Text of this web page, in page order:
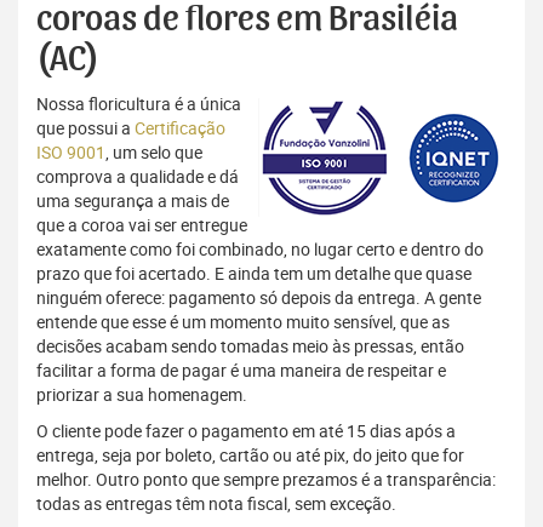
coroas de flores em Brasiléia
(AC)
Nossa floricultura é a única
que possui a Certificação
ISO 9001, um selo que
comprova a qualidade e dá
uma segurança a mais de
que a coroa vai ser entregue
exatamente como foi combinado, no lugar certo e dentro do
prazo que foi acertado. E ainda tem um detalhe que quase
ninguém oferece: pagamento só depois da entrega. A gente
entende que esse é um momento muito sensível, que as
decisões acabam sendo tomadas meio às pressas, então
facilitar a forma de pagar é uma maneira de respeitar e
priorizar a sua homenagem.
O cliente pode fazer o pagamento em até 15 dias após a
entrega, seja por boleto, cartão ou até pix, do jeito que for
melhor. Outro ponto que sempre prezamos é a transparência:
todas as entregas têm nota fiscal, sem exceção.